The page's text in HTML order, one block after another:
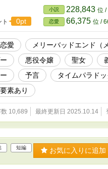
ーマー。 義理の弟たち「攻略対象」
、あっさり元の世界に帰って行った
の義弟と、攻略本を残して。 この作
います。
ト 0pt
小説 228,843 位
恋愛 66,375 位 /
愛
メリーバッドエンド（
悪役令嬢 聖女
予言
タイムパラドッ
素あり
10,689 最終更新日 2025.10.14
短編 お気に入りに追加